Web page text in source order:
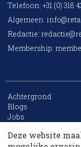
Telefoon: +31 (0) 318
Algemeen:
Redactie:
Membership:
Achtergrond
Blogs
Jobs
Archief
Deze website
10
Korting op